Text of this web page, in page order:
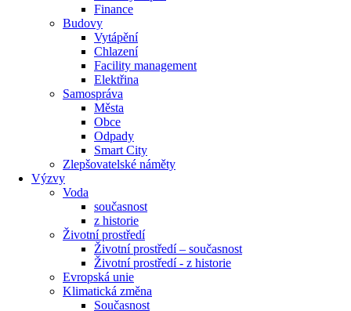
Finance
Budovy
Vytápění
Chlazení
Facility management
Elektřina
Samospráva
Města
Obce
Odpady
Smart City
Zlepšovatelské náměty
Výzvy
Voda
současnost
z historie
Životní prostředí
Životní prostředí – současnost
Životní prostředí ​- z historie
Evropská unie
Klimatická změna
Současnost